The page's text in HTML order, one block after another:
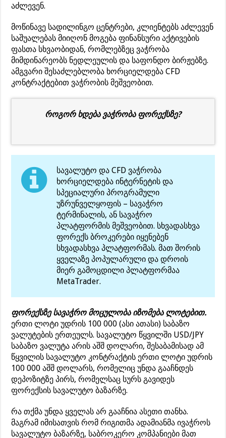
აძლევენ.
მოწინავე სადილინგო ცენტრები, კლიენტებს აძლევენ
საშუალებას მიიღონ მოგება ფინანსური აქტივების
ფასთა სხვაობიდან, რომლებზეც ვაჭრობა
მიმდინარეობს ნედლეულის და საფონდო ბირჟებზე.
ამგვარი შესაძლებლობა ხორციელდება CFD
კონტრაქტებით ვაჭრობის მეშვეობით.
როგორ ხდება ვაჭრობა ფორექსზე?
სავალუტო და CFD ვაჭრობა
ხორციელდება ინტერნეტის და
სპეციალური პროგრამული
უზრუნველყოფის – სავაჭრო
ტერმინალის, ან სავაჭრო
პლატფორმის მეშვეობით. სხვადასხვა
ფორექს ბროკერები იყენებენ
სხვადასხვა პლატფორმას. მათ შორის
ყველაზე პოპულარული და დროის
მიერ გამოცდილი პლატფორმაა
MetaTrader.
ფორექსზე სავაჭრო მოცულობა იზომება ლოტებით.
ერთი ლოტი უდრის 100 000 (ასი ათასი) საბაზო
ვალუტების ერთეულს. სავალუტო წყვილში USD/JPY
საბაზო ვალუტა არის აშშ დოლარი, შესაბამისად ამ
წყვილის სავალუტო კონტრაქტის ერთი ლოტი უდრის
100 000 აშშ დოლარს, რომელიც უნდა გააჩნდეს
დეპოზიტზე პირს, რომელსაც სურს გავიდეს
ფორექსის სავალუტო ბაზარზე.
რა თქმა უნდა ყველას არ გააჩნია ასეთი თანხა.
მაგრამ იმისათვის რომ რიგითმა ადამიანმა ივაჭროს
სავალუტო ბაზარზე, საბროკერო კომპანიები მათ